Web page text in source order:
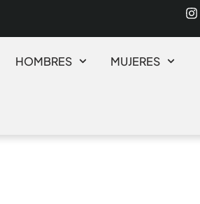
HOMBRES MUJERES